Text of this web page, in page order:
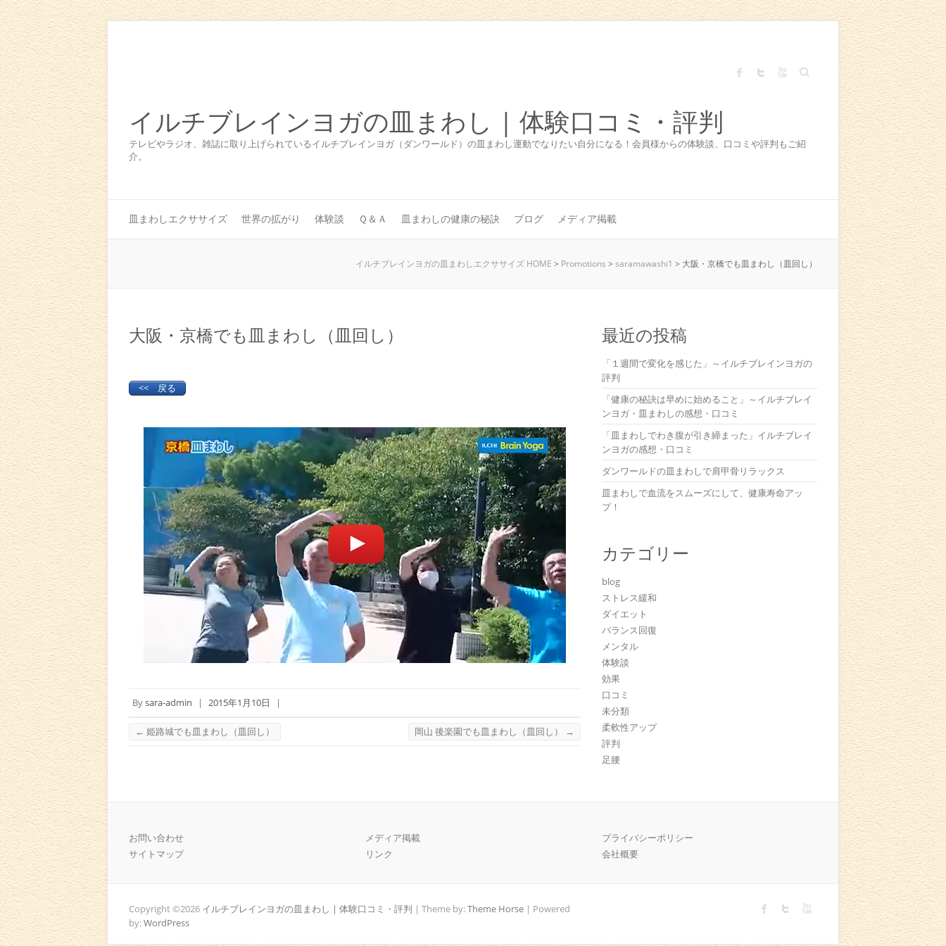
Search
イルチブレインヨガの皿まわし | 体験口コミ・評判
テレビやラジオ、雑誌に取り上げられているイルチブレインヨガ（ダンワールド）の皿まわし運動でなりたい自分になる！会員様からの体験談、口コミや評判もご紹
介。
皿まわしエクササイズ 世界の拡がり 体験談 Ｑ＆Ａ 皿まわしの健康の秘訣 ブログ メディア掲載
イルチブレインヨガの皿まわしエクササイズ HOME > Promotions > saramawashi1 > 大阪・京橋でも皿まわし（皿回し）
大阪・京橋でも皿まわし（皿回し）
<< 戻る
Bysara-admin | 2015年1月10日 |
← 姫路城でも皿まわし（皿回し） 岡山 後楽園でも皿まわし（皿回し） →
最近の投稿
「１週間で変化を感じた」～イルチブレインヨガの
評判
「健康の秘訣は早めに始めること」～イルチブレイ
ンヨガ・皿まわしの感想・口コミ
「皿まわしでわき腹が引き締まった」イルチブレイ
ンヨガの感想・口コミ
ダンワールドの皿まわしで肩甲骨リラックス
皿まわしで血流をスムーズにして、健康寿命アッ
プ！
カテゴリー
blog
ストレス緩和
ダイエット
バランス回復
メンタル
体験談
効果
口コミ
未分類
柔軟性アップ
評判
足腰
お問い合わせ
サイトマップ
メディア掲載
リンク
プライバシーポリシー
会社概要
Copyright ©2026 イルチブレインヨガの皿まわし | 体験口コミ・評判 | Theme by:Theme Horse | Powered
by:WordPress